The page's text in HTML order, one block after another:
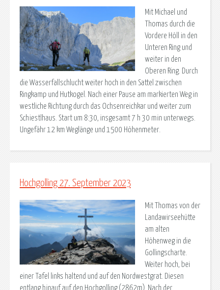
Mit Michael und
Thomas durch die
Vordere Höll in den
Unteren Ring und
weiter in den
Oberen Ring. Durch
die Wasserfallschlucht weiter hoch in den Sattel zwischen
Ringkamp und Hutkogel. Nach einer Pause am markierten Weg in
westliche Richtung durch das Ochsenreichkar und weiter zum
Schiestlhaus. Start um 8:30, insgesamt 7 h 30 min unterwegs.
Ungefähr 12 km Weglänge und 1500 Höhenmeter.
Hochgolling 27. September 2023
Mit Thomas von der
Landawirseehütte
am alten
Höhenweg in die
Gollingscharte.
Weiter hoch, bei
einer Tafel links haltend und auf den Nordwestgrat. Diesen
entlang hinauf auf den Hochgolling (2862m). Nach der